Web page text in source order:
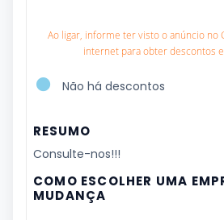
Ao ligar, informe ter visto o anúncio no
internet para obter descontos
Não há descontos
RESUMO
Consulte-nos!!!
COMO ESCOLHER UMA
MUDANÇA